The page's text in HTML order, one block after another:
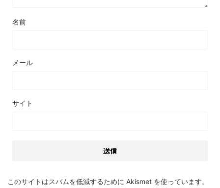
名前
メール
サイト
このサイトはスパムを低減するために Akismet を使っています。